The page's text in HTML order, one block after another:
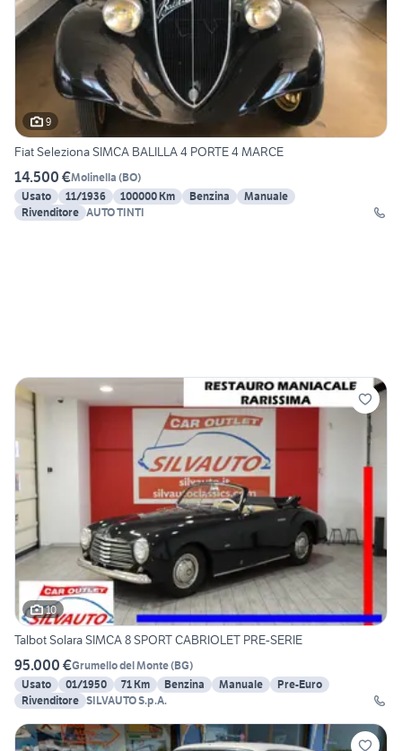
9
Fiat Seleziona SIMCA BALILLA 4 PORTE 4 MARCE
14.500 €Molinella (BO)
Usato
11/1936 100000 Km Benzina
Manuale
Rivenditore AUTO TINTI
10
Talbot Solara SIMCA 8 SPORT CABRIOLET PRE-SERIE
95.000 €Grumello del Monte(BG)
Usato
01/1950 71 Km Benzina Manuale
Pre-Euro
Rivenditore SILVAUTO S.p.A.